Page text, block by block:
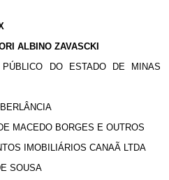
ALBINO ZAVASCKI
DO ESTADO DE MINAS
MACEDO BORGES E OUTROS
IMOBILIÁRIOS CANAÃ LTDA
SOUSA